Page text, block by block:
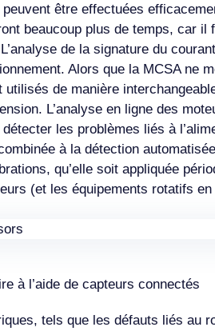
être effectuées
beaucoup plus de temps, car il
de la signature du
Alors que la MCSA ne
de manière
L’analyse en ligne des
les problèmes liés à
à la détection
qu’elle soit appliquée
(et les équipements rotatifs
à l’aide de capteurs connectés
tels que les défauts liés au